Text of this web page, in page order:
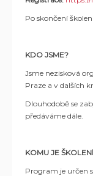
Po skončení
KDO JSME?
Jsme nezisková
Praze a v dalších
Dlouhodobě se
předáváme dále.
KOMU JE
Program je určen